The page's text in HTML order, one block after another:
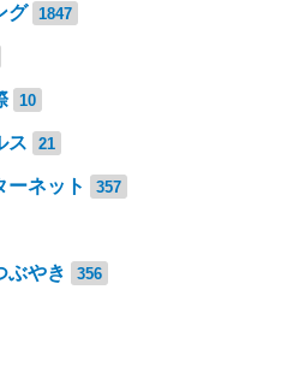
グ 1847
10
ス 21
ーネット 357
ぶやき 356